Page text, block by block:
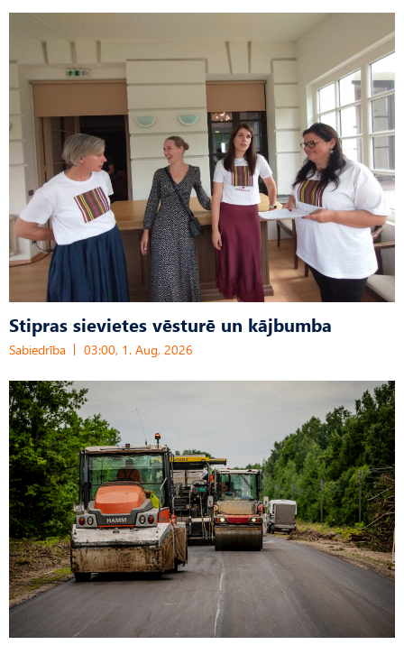
Stipras sievietes vēsturē un kājbumba
Sabiedrība 03:00, 1. Aug, 2026